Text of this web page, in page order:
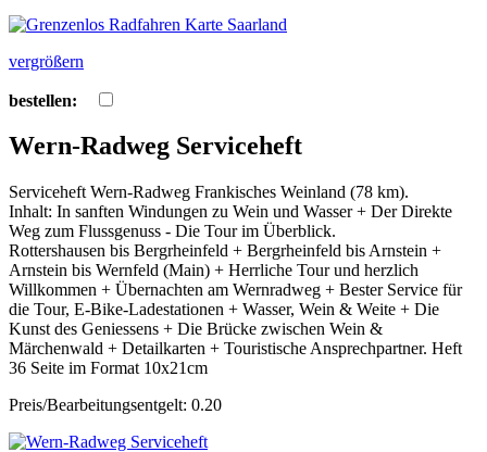
vergrößern
bestellen:
Wern-Radweg Serviceheft
Serviceheft Wern-Radweg Frankisches Weinland (78 km).
Inhalt: In sanften Windungen zu Wein und Wasser + Der Direkte
Weg zum Flussgenuss - Die Tour im Überblick.
Rottershausen bis Bergrheinfeld + Bergrheinfeld bis Arnstein +
Arnstein bis Wernfeld (Main) + Herrliche Tour und herzlich
Willkommen + Übernachten am Wernradweg + Bester Service für
die Tour, E-Bike-Ladestationen + Wasser, Wein & Weite + Die
Kunst des Geniessens + Die Brücke zwischen Wein &
Märchenwald + Detailkarten + Touristische Ansprechpartner. Heft
36 Seite im Format 10x21cm
Preis/Bearbeitungsentgelt: 0.20